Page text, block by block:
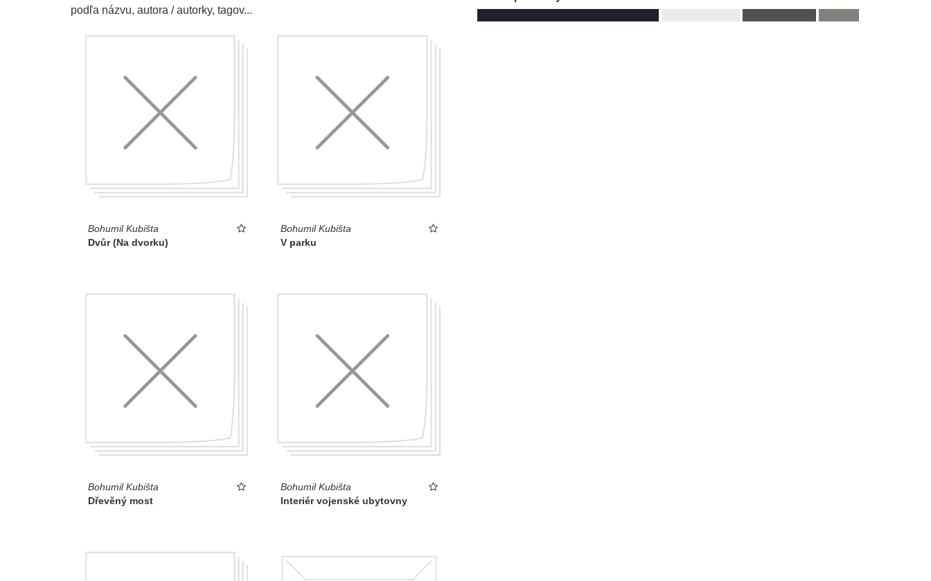
podľa názvu, autora / autorky, tagov...
Bohumil Kubišta
Dvůr (Na dvorku)
Bohumil Kubišta
V parku
Bohumil Kubišta
Dřevěný most
Bohumil Kubišta
Interiér vojenské ubytovny